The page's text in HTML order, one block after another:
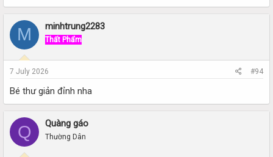
M minhtrung2283
Thất Phẩm
7 July 2026 #94
Bé thư giản đỉnh nha
Q Quàng gáo
Thường Dân